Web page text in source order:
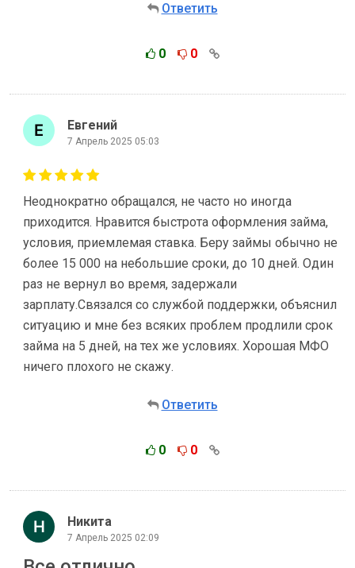
Ответить
0 0
Евгений
7 Апрель 2025 05:03
Неоднократно обращался, не часто но иногда
приходится. Нравится быстрота оформления займа,
условия, приемлемая ставка. Беру займы обычно не
более 15 000 на небольшие сроки, до 10 дней. Один
раз не вернул во время, задержали
зарплату.Связался со службой поддержки, объяснил
ситуацию и мне без всяких проблем продлили срок
займа на 5 дней, на тех же условиях. Хорошая МФО
ничего плохого не скажу.
Ответить
0 0
Никита
7 Апрель 2025 02:09